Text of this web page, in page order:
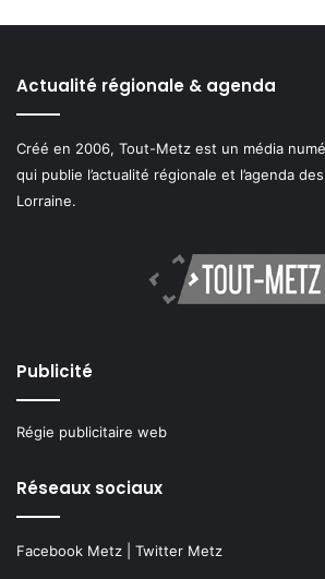
Actualité régionale & agenda
Créé en 2006, Tout-Metz est un média
qui publie l’actualité régionale et l’agenda
Lorraine.
Publicité
Régie publicitaire web
Réseaux sociaux
Facebook Metz Twitter Metz